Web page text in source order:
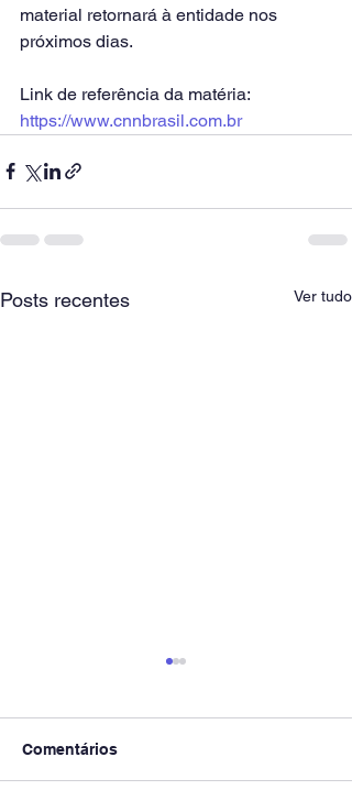
material retornará à entidade nos
próximos dias.
Link de referência da matéria:
https://www.cnnbrasil.com.br
Posts recentes Ver tudo
Comentários